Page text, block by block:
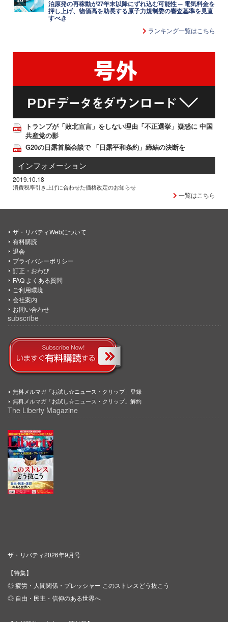
泊原発の再稼動が27年末以降にずれ込む可能性 ─ 電気料金を
押し上げ、物価高を助長する原子力規制委の審査基準を見直
すべき
ランキング一覧はこちら
トランプが「敗北宣言」をしない理由「不正選挙」疑惑に 中国
共産党の影
G20の日露首脳会談で 「日露平和条約」締結の決断を
インフォメーション
2019.10.18
消費税率引き上げに合わせた価格改定のお知らせ
一覧はこちら
ザ・リバティWebについて
有料購読
退会
プライバシーポリシー
訂正・おわび
FAQ よくある質問
ご利用環境
会社案内
お問い合わせ
subscribe
無料メルマガ「お試し☆ニュース・クリップ」登録
無料メルマガ「お試し☆ニュース・クリップ」解約
The Liberty Magazine
ザ・リバティ2026年9月号
【特集】
◎ 疲労・人間関係・プレッシャー このストレスどう抜こう
◎ 自由・民主・信仰のある世界へ